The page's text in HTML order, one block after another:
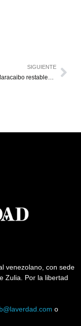
SIGUIENTE
Metro de Maracaibo restablece sus operaciones
venezolano, con sede
Zulia. Por la libertad
o